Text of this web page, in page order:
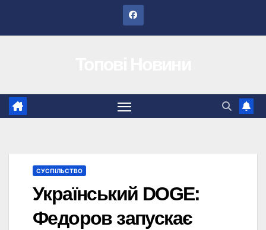
СУСПІЛЬСТВО
Український DOGE:
Федоров запускає